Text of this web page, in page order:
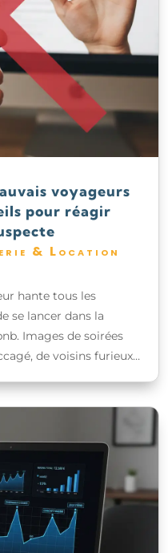
voyageurs
pour réagir
& Location
hante tous les
se lancer dans la
Images de soirées
de voisins furieux…